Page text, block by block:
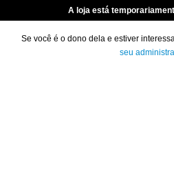
A loja está
Se você é o dono dela e estiver
seu